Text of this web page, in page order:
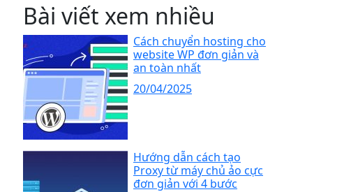
Bài viết xem nhiều
Cách chuyển hosting cho
website WP đơn giản và
an toàn nhất
20/04/2025
Hướng dẫn cách tạo
Proxy từ máy chủ ảo cực
đơn giản với 4 bước